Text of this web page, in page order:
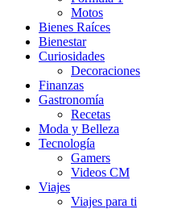
Motos
Bienes Raíces
Bienestar
Curiosidades
Decoraciones
Finanzas
Gastronomía
Recetas
Moda y Belleza
Tecnología
Gamers
Videos CM
Viajes
Viajes para ti